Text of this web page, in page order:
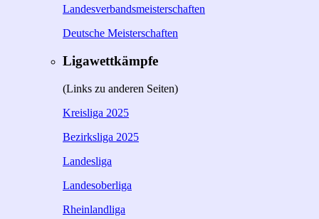
Landesverbandsmeisterschaften
Deutsche Meisterschaften
Ligawettkämpfe
(Links zu anderen Seiten)
Kreisliga 2025
Bezirksliga 2025
Landesliga
Landesoberliga
Rheinlandliga